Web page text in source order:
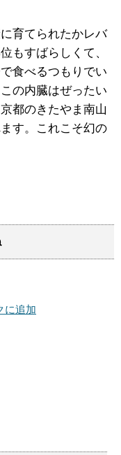
育てられたかレバ
もすばらしくて、
食べるつもりでい
の内臓はぜったい
都のきたやま南山
す。これこそ幻の